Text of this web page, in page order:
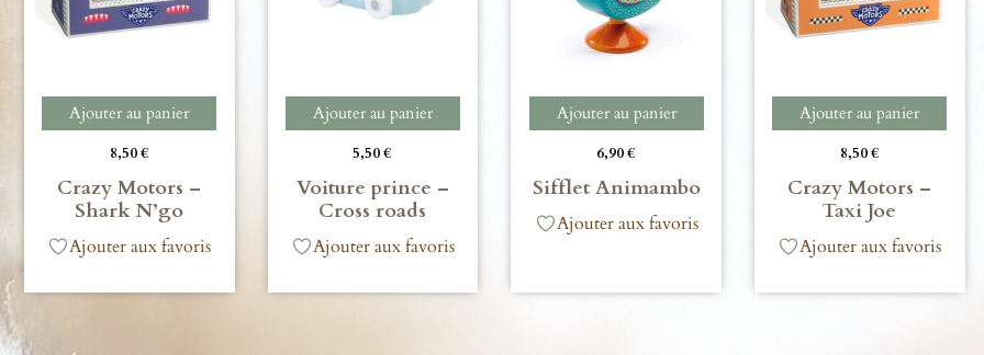
Ajouter au panier
8,50€
Crazy Motors –
Shark N’go
Ajouter aux favoris
Ajouter au panier
5,50€
Voiture prince –
Cross roads
Ajouter aux favoris
Ajouter au panier
6,90€
Sifflet Animambo
Ajouter aux favoris
Ajouter au panier
8,50€
Crazy Motors –
Taxi Joe
Ajouter aux favoris